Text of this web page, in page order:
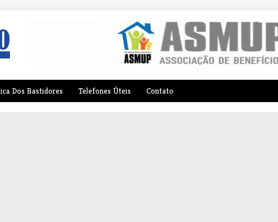
Dos Bastidores Telefones Úteis Contato